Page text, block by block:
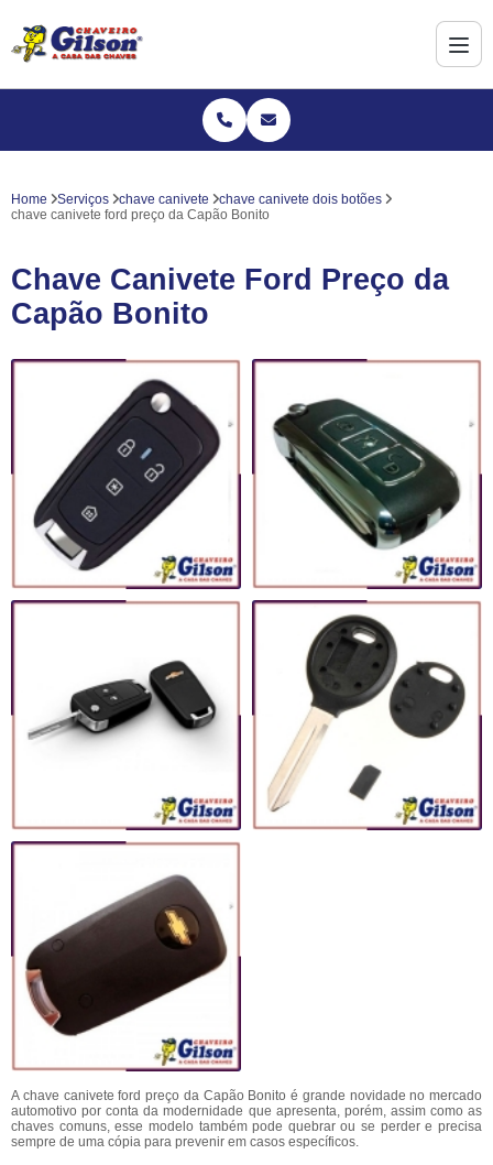
Home Serviços chave canivete
chave canivete dois botões
chave canivete ford preço da Capão Bonito
Chave Canivete Ford Preço da
Capão Bonito
A chave canivete ford preço da Capão Bonito é grande novidade no mercado
automotivo por conta da modernidade que apresenta, porém, assim como as
chaves comuns, esse modelo também pode quebrar ou se perder e precisa
sempre de uma cópia para prevenir em casos específicos.